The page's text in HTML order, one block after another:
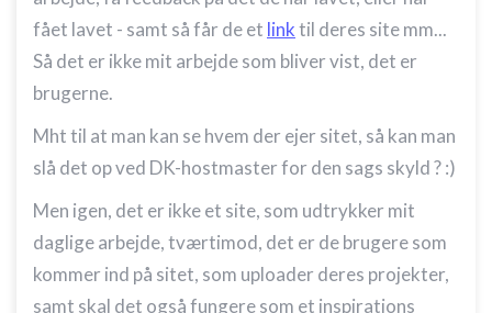
fået lavet - samt så får de et linktil deres site mm...
Så det er ikke mit arbejde som bliver vist, det er
brugerne.
Mht til at man kan se hvem der ejer sitet, så kan man
slå det op ved DK-hostmaster for den sags skyld ? :)
Men igen, det er ikke et site, som udtrykker mit
daglige arbejde, tværtimod, det er de brugere som
kommer ind på sitet, som uploader deres projekter,
samt skal det også fungere som et inspirations